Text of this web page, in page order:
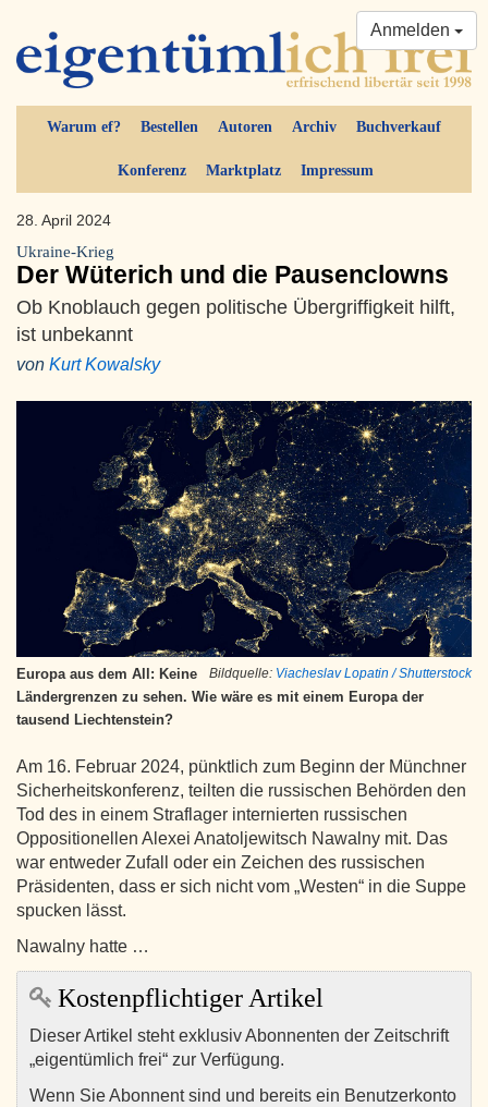
Warum ef? Bestellen Autoren Archiv Buchverkauf
Konferenz Marktplatz Impressum
Anmelden
28. April 2024
Ukraine-Krieg
Der Wüterich und die Pausenclowns
Ob Knoblauch gegen politische Übergriffigkeit hilft,
ist unbekannt
von Kurt Kowalsky
Bildquelle: Viacheslav Lopatin / Shutterstock
Europa aus dem All: Keine
Ländergrenzen zu sehen. Wie wäre es mit einem Europa der
tausend Liechtenstein?
Am 16. Februar 2024, pünktlich zum Beginn der Münchner
Sicherheitskonferenz, teilten die russischen Behörden den
Tod des in einem Straflager internierten russischen
Oppositionellen Alexei Anatoljewitsch Nawalny mit. Das
war entweder Zufall oder ein Zeichen des russischen
Präsidenten, dass er sich nicht vom „Westen“ in die Suppe
spucken lässt.
Nawalny hatte …
Kostenpflichtiger Artikel
Dieser Artikel steht exklusiv Abonnenten der Zeitschrift
„eigentümlich frei“ zur Verfügung.
Wenn Sie Abonnent sind und bereits ein Benutzerkonto